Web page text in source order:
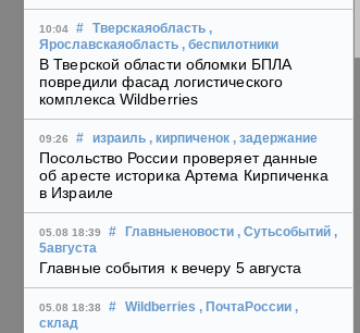
10:04 # Тверскаяобласть ,
Ярославскаяобласть , беспилотники
В Тверской области обломки БПЛА
повредили фасад логистического
комплекса Wildberries
09:26 # израиль , кирпиченок , задержание
Посольство России проверяет данные
об аресте историка Артема Кирпиченка
в Израиле
05.08 18:39 # Главныеновости , Сутьсобытий ,
5августа
Главные события к вечеру 5 августа
05.08 18:38 # Wildberries , ПочтаРоссии ,
склад